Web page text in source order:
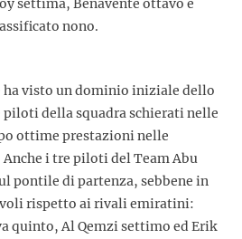
settima, Benavente ottavo e
nono.
ha visto un dominio iniziale dello
piloti della squadra schierati nelle
ottime prestazioni nelle
i tre piloti del Team Abu
pontile di partenza, sebbene in
rispetto ai rivali emiratini:
quinto, Al Qemzi settimo ed Erik